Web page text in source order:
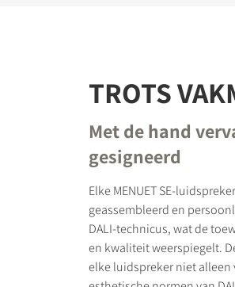
TROTS
Met de hand
gesigneerd
Elke MENUET SE-
geassembleerd en
DALI-technicus, wat de
en kwaliteit weerspiegelt.
elke luidspreker niet alleen